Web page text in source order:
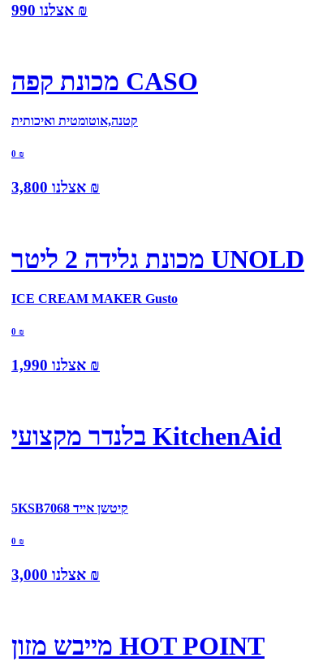
אצלנו 990 ₪
מכונת קפה CASO
קטנה,אוטומטית ואיכותית
0 ₪
אצלנו 3,800 ₪
מכונת גלידה 2 ליטר UNOLD
ICE CREAM MAKER Gusto
0 ₪
אצלנו 1,990 ₪
בלנדר מקצועי KitchenAid
5KSB7068 קיטשן אייד
0 ₪
אצלנו 3,000 ₪
מייבש מזון HOT POINT